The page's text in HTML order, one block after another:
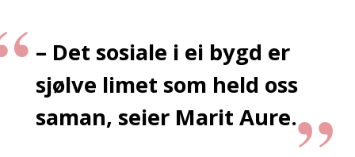
– Det sosiale i ei bygd er
sjølve limet som held oss
saman, seier Marit Aure.